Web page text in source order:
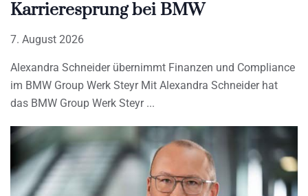
Karrieresprung bei BMW
7. August 2026
Alexandra Schneider übernimmt Finanzen und Compliance
im BMW Group Werk Steyr Mit Alexandra Schneider hat
das BMW Group Werk Steyr